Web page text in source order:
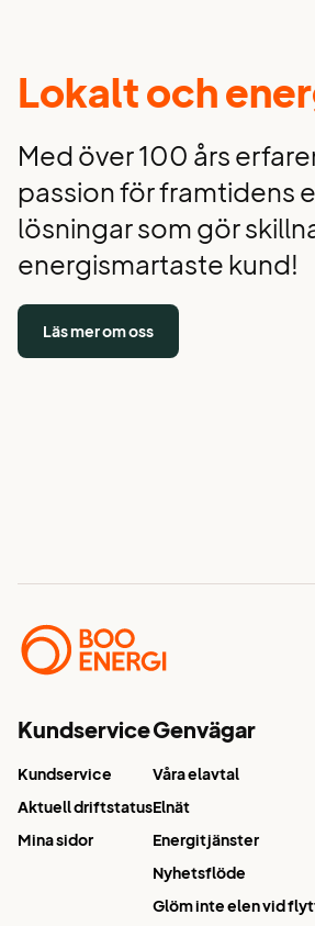
Lokalt och
Med över 100 års
passion för framtidens
lösningar som gör
energismartaste kund!
Läs mer om oss
Kundservice
Kundservice
Aktuell driftstatus
Mina sidor
Genvägar
Våra elavtal
Elnät
Energitjänster
Nyhetsflöde
Glöm inte elen vid